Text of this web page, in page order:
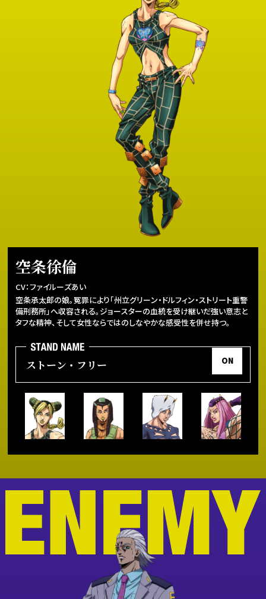
空条徐倫
CV：ファイルーズあい
空条承太郎の娘。冤罪により「州立グリーン・ドルフィン・ストリート重警
備刑務所」へ収容される。ジョースターの血統を受け継いだ強い意志と
タフな精神、そして女性ならではのしなやかな感受性を併せ持つ。
ストーン・フリー ON